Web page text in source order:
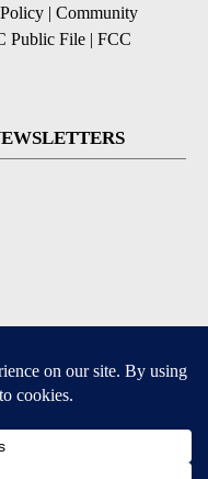
| Community
Public File | FCC